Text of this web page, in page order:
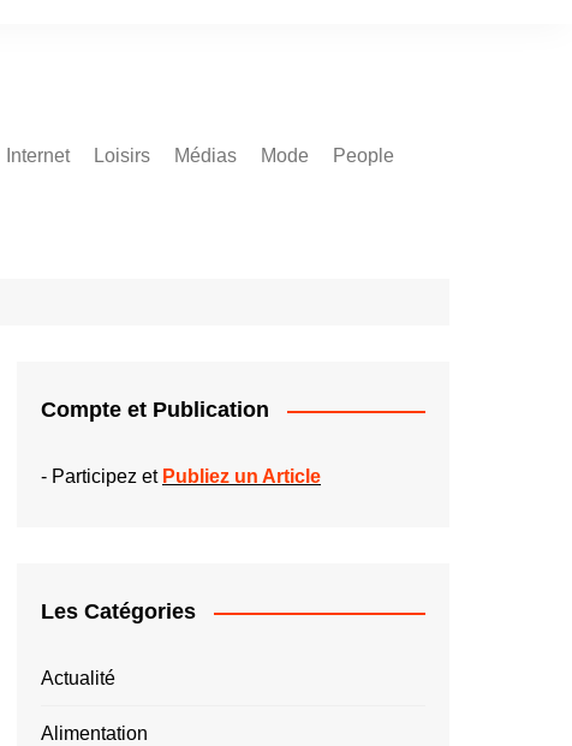
Internet Loisirs Médias Mode People
Compte et Publication
- Participez et Publiez un Article
Les Catégories
Actualité
Alimentation